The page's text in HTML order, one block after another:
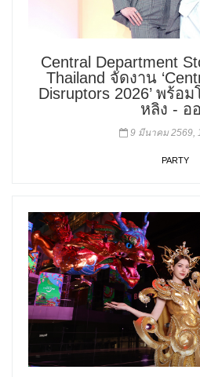
Central Department
Thailand จัดงาน
Disruptors 2026’ พร้อ
หลิง - อ
9 มีนาคม 2569,
PARTY